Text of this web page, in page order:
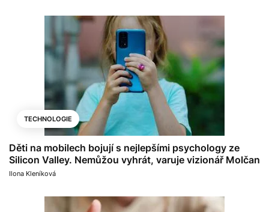
TECHNOLOGIE
Děti na mobilech bojují s nejlepšími psychology ze
Silicon Valley. Nemůžou vyhrát, varuje vizionář Molčan
Ilona Kleníková